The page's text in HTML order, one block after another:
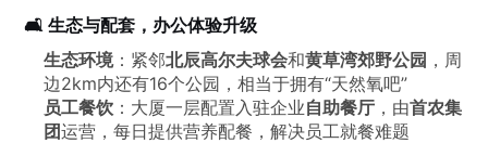
🛋️ 生态与配套，办公体验升级
生态环境：紧邻北辰高尔夫球会和黄草湾郊野公园 ，周
边2km内还有16个公园，相当于拥有“天然氧吧”
员工餐饮 ：大厦一层配置入驻企业自助餐厅 ，由首农集
团运营，每日提供营养配餐，解决员工就餐难题